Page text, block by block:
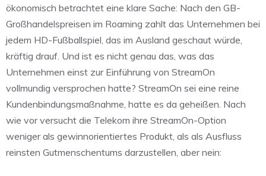
ökonomisch betrachtet eine klare Sache: Nach den GB-
Großhandelspreisen im Roaming zahlt das Unternehmen bei
jedem HD-Fußballspiel, das im Ausland geschaut würde,
kräftig drauf. Und ist es nicht genau das, was das
Unternehmen einst zur Einführung von StreamOn
vollmundig versprochen hatte? StreamOn sei eine reine
Kundenbindungsmaßnahme, hatte es da geheißen. Nach
wie vor versucht die Telekom ihre StreamOn-Option
weniger als gewinnorientiertes Produkt, als als Ausfluss
reinsten Gutmenschentums darzustellen, aber nein: